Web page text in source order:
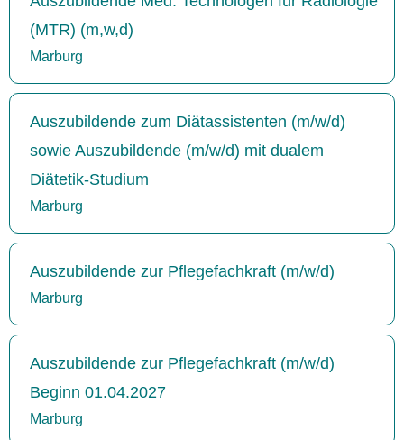
(MTR) (m,w,d)
Marburg
Auszubildende zum Diätassistenten (m/w/d)
sowie Auszubildende (m/w/d) mit dualem
Diätetik-Studium
Marburg
Auszubildende zur Pflegefachkraft (m/w/d)
Marburg
Auszubildende zur Pflegefachkraft (m/w/d)
Beginn 01.04.2027
Marburg